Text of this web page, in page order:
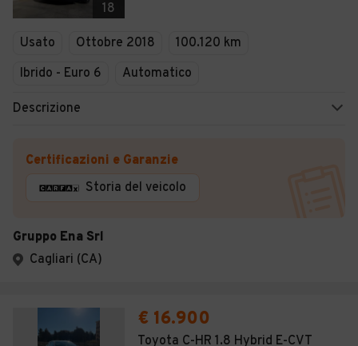
18
Usato Ottobre 2018
100.120 km
Ibrido - Euro 6
Automatico
Descrizione
Certificazioni e Garanzie
Storia del veicolo
Gruppo Ena Srl
Cagliari (CA)
€ 16.900
Toyota C-HR 1.8 Hybrid E-CVT